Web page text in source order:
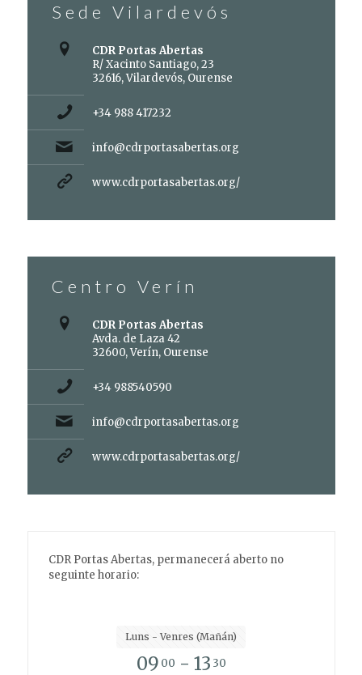
Sede Vilardevós
CDR Portas Abertas
R/ Xacinto Santiago, 23
32616, Vilardevós, Ourense
+34 988 417232
info@cdrportasabertas.org
www.cdrportasabertas.org/
Centro Verín
CDR Portas Abertas
Avda. de Laza 42
32600, Verín, Ourense
+34 988540590
info@cdrportasabertas.org
www.cdrportasabertas.org/
CDR Portas Abertas, permanecerá aberto no
seguinte horario:
Luns - Venres (Mañán)
09 00 - 13 30